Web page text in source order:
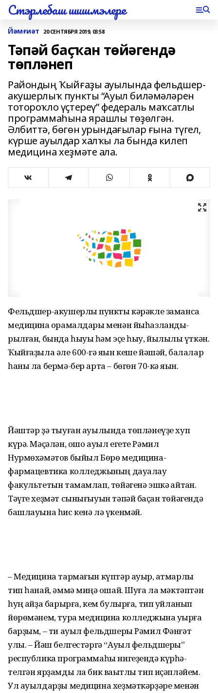
Стэрлебаш шишмэлере
Йәмғиәт 20 СЕНТЯБРЯ 2019, 03:58
Тәпәй баҫҡан төйәгендә
төпләнеп
Райондың Ҡыйғаҙы ауылында фельдшер-
акушерлыҡ пункты “Ауыл биләмәләрен
тотороҡло үҫтереү” федераль маҡсатлы
программаһына ярашлы төҙөлгән.
Әлбиттә, бөгөн урындағылар ғына түгел,
күрше ауылдар халҡы ла бында килеп
медицина хеҙмәте ала.
Фельдшер-акушерлыҡ пункты кәрәкле заманса
медицина ҡора­малдары менән йыһазланды­
рылған, бында һыуыҡ һәм эҫе һыу, йылылыҡ үткән.
Ҡыйғаҙыла әле 600-гә яҡын кеше йәшәй, балалар
һаны ла бермә-бер арта – бөгөн 70-кә яҡын.
Йәштәр ҙә тыуған ауылында төпләнеүҙе хуп
күрә. Мәҫәлән, ошо ауыл егете Рәмил
Нурмөхәмәтов быйыл Бөрө медицина-
фармацевтика колледжының дауалау
факультетын тамамлап, төйәгенә эшкә ҡайтҡан.
Тәүге хеҙмәт сыны­ғыуын тәпәй баҫҡан төйәген­дә
башлауына һис кенә лә үкенмәй.
– Медицина тармағын күптәр ауыр, ҡатмарлы
тип һанай, әммә миңә оҡшай. Шуға ла мәктәптән
һуң ҡайҙа барырға, кем булырға, тип уйланып
йөрөмәнем, тура медицина колледжына уҡырға
бар­ҙым, – ти ауыл фельдшеры Рәмил Фәнғәт
улы. – Йәш белгестәргә “Ауыл фельдшеры”
республика программаһы нигеҙендә күрһә­
телгән ярҙамды ла бик ваҡытлы тип иҫәпләйем.
Ул ауылдарҙы медицина хеҙмәткәр­ҙәре менән